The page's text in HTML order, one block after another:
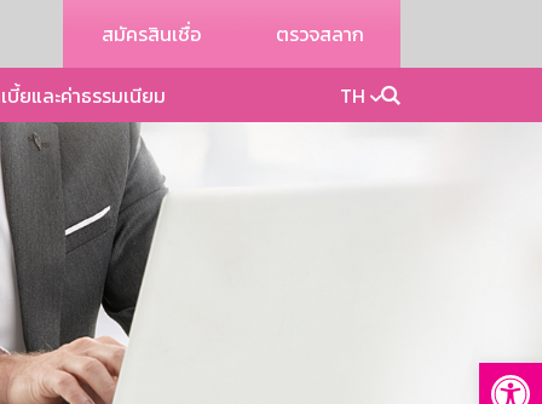
สมัครสินเชื่อ ตรวจสลาก
บี้ยและค่าธรรมเนียม TH